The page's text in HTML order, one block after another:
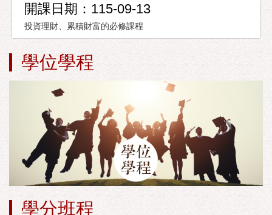
開課日期：115-09-13
投資理財、累積財富的必修課程
學位學程
學分班程